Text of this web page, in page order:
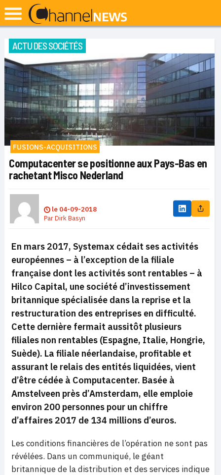
ACTU DES SOCIÉTÉS
FUSIONS-ACQUISITIONS
Computacenter se positionne aux Pays-Bas en
rachetant Misco Nederland
le 04-09-2018
ParDirk Basyn
En mars 2017, Systemax cédait ses activités
européennes – à l’exception de la filiale
française dont les activités sont rentables – à
Hilco Capital, une société d’investissement
britannique spécialisée dans la reprise et la
restructuration des entreprises en difficulté.
Cette dernière fermait aussitôt plusieurs
filiales non rentables (Espagne, Italie, Hongrie,
Suède). La filiale néerlandaise, profitable et
assurant le relais des entités liquidées, vient
d’être cédée à Computacenter. Basée à
Amstelveen près d’Amsterdam, elle emploie
environ 200 personnes pour un chiffre
d’affaires 2017 de 134 millions d’euros.
Les conditions financières de l’opération ne sont pas
révélées. Dans un communiqué, le géant
britannique de la distribution et des services indique